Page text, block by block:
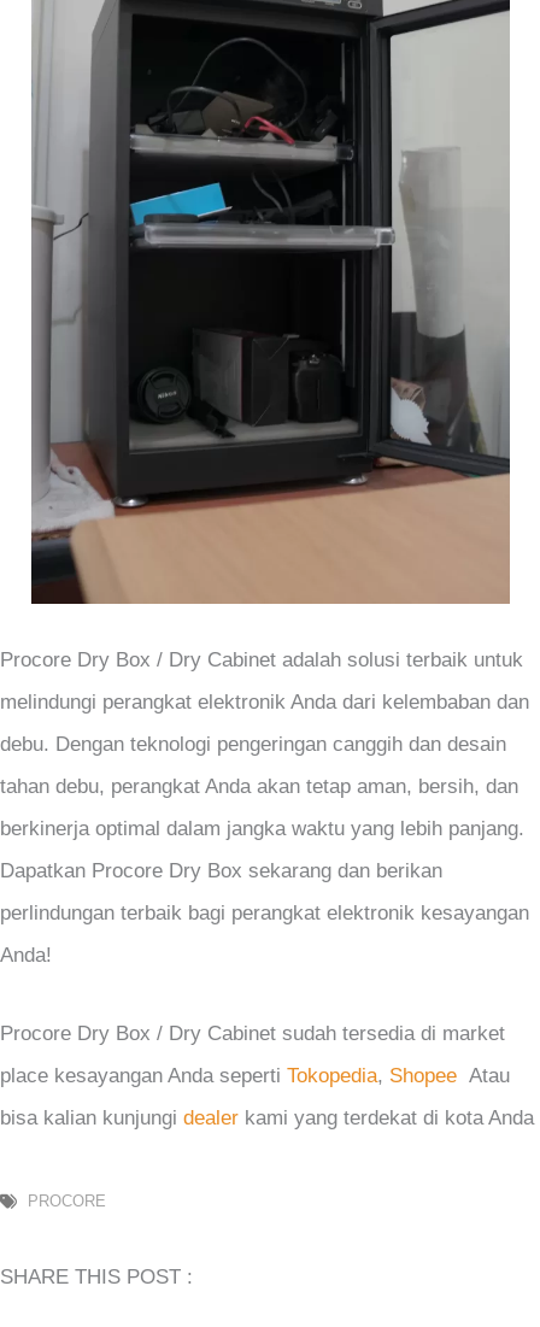
Procore Dry Box / Dry Cabinet adalah solusi terbaik untuk
melindungi perangkat elektronik Anda dari kelembaban dan
debu. Dengan teknologi pengeringan canggih dan desain
tahan debu, perangkat Anda akan tetap aman, bersih, dan
berkinerja optimal dalam jangka waktu yang lebih panjang.
Dapatkan Procore Dry Box sekarang dan berikan
perlindungan terbaik bagi perangkat elektronik kesayangan
Anda!
Procore Dry Box / Dry Cabinet sudah tersedia di market
place kesayangan Anda seperti Tokopedia, Shopee Atau
bisa kalian kunjungi dealer kami yang terdekat di kota Anda
PROCORE
SHARE THIS POST :